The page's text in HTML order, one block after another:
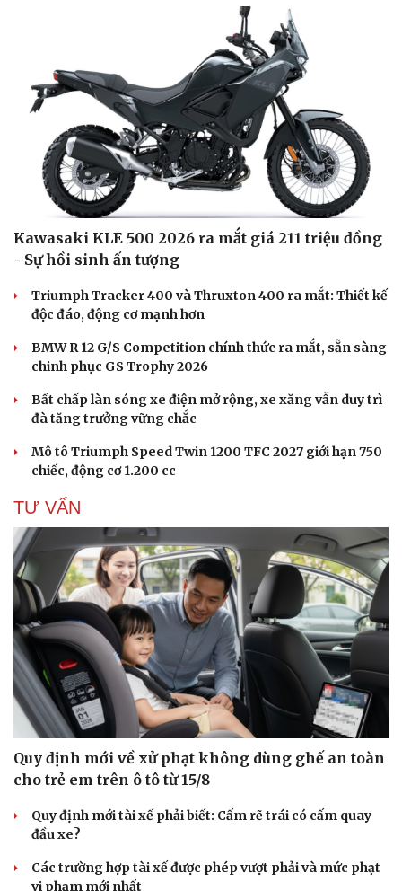
Cải chính
Kawasaki KLE 500 2026 ra mắt giá 211 triệu đồng
- Sự hồi sinh ấn tượng
Triumph Tracker 400 và Thruxton 400 ra mắt: Thiết kế
độc đáo, động cơ mạnh hơn
BMW R 12 G/S Competition chính thức ra mắt, sẵn sàng
chinh phục GS Trophy 2026
Bất chấp làn sóng xe điện mở rộng, xe xăng vẫn duy trì
đà tăng trưởng vững chắc
Mô tô Triumph Speed Twin 1200 TFC 2027 giới hạn 750
chiếc, động cơ 1.200 cc
TƯ VẤN
Quy định mới về xử phạt không dùng ghế an toàn
cho trẻ em trên ô tô từ 15/8
Quy định mới tài xế phải biết: Cấm rẽ trái có cấm quay
đầu xe?
Các trường hợp tài xế được phép vượt phải và mức phạt
vi phạm mới nhất